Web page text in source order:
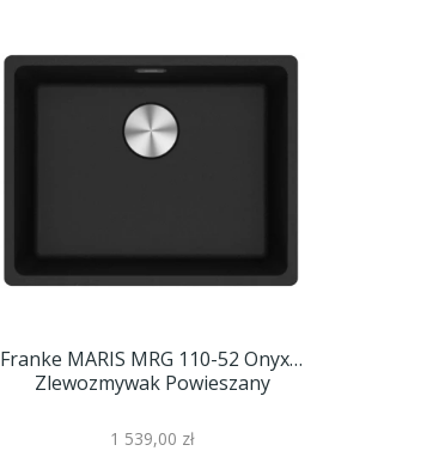
Franke MARIS MRG 110-52 Onyx |
Zlewozmywak Powieszany
1 539,00 zł